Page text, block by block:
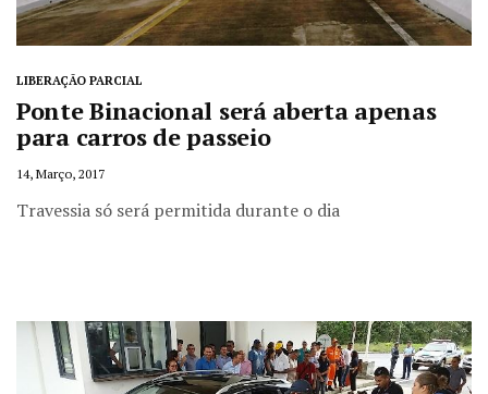
LIBERAÇÃO PARCIAL
Ponte Binacional será aberta apenas
para carros de passeio
14, Março, 2017
Travessia só será permitida durante o dia